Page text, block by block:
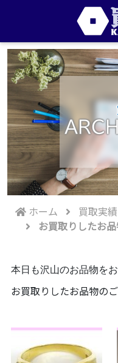
ホーム
買取実績
お買取りしたお
本日も沢山のお品物を
お買取りしたお品物のご